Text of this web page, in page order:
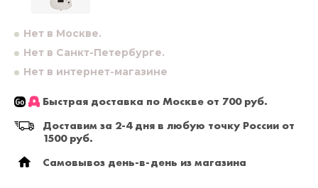
Нет в Москве.
Нет в Санкт-Петербурге.
Нет в интернет-магазине
Быстрая доставка по Москве от 700 руб.
Доставим за 2-4 дня в любую точку России от
1500 руб.
Самовывоз день-в-день из магазина